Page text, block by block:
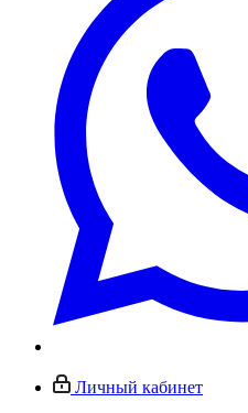
Личный кабинет